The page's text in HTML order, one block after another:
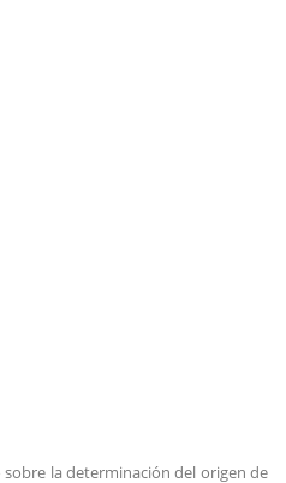
la determinación del origen de